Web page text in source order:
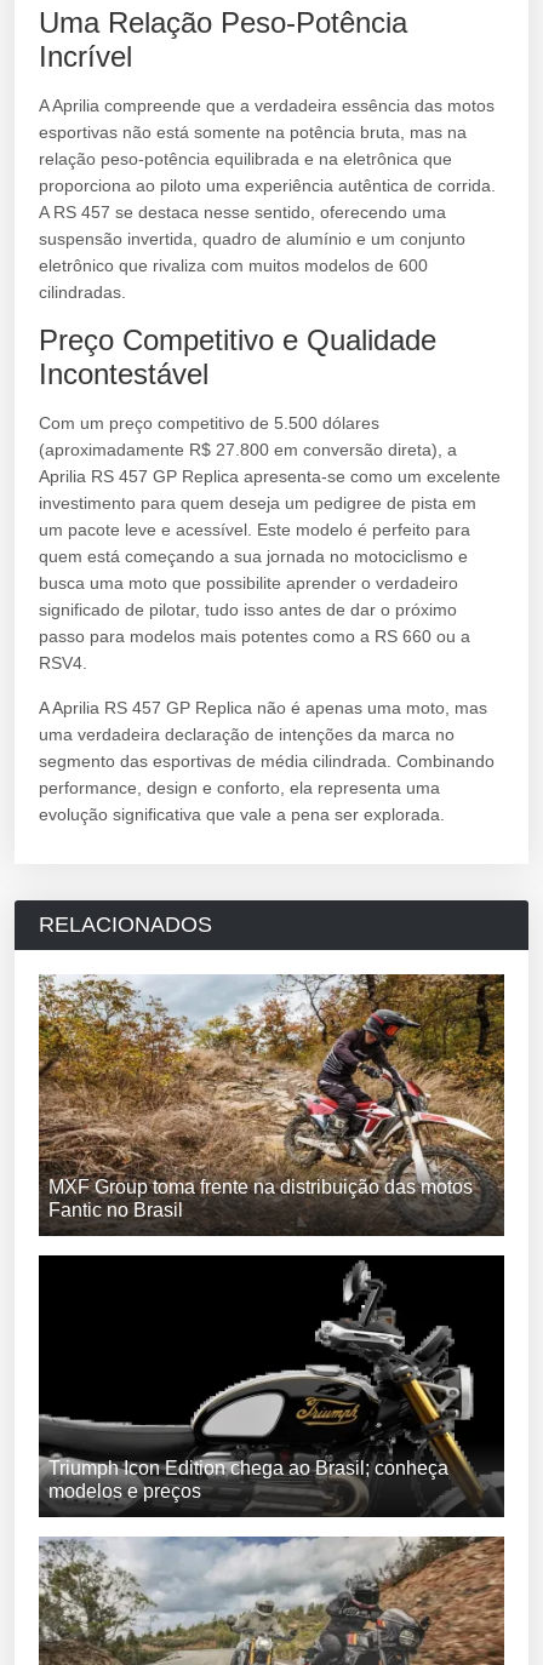
Uma Relação Peso-Potência
Incrível
A Aprilia compreende que a verdadeira essência das motos
esportivas não está somente na potência bruta, mas na
relação peso-potência equilibrada e na eletrônica que
proporciona ao piloto uma experiência autêntica de corrida.
A RS 457 se destaca nesse sentido, oferecendo uma
suspensão invertida, quadro de alumínio e um conjunto
eletrônico que rivaliza com muitos modelos de 600
cilindradas.
Preço Competitivo e Qualidade
Incontestável
Com um preço competitivo de 5.500 dólares
(aproximadamente R$ 27.800 em conversão direta), a
Aprilia RS 457 GP Replica apresenta-se como um excelente
investimento para quem deseja um pedigree de pista em
um pacote leve e acessível. Este modelo é perfeito para
quem está começando a sua jornada no motociclismo e
busca uma moto que possibilite aprender o verdadeiro
significado de pilotar, tudo isso antes de dar o próximo
passo para modelos mais potentes como a RS 660 ou a
RSV4.
A Aprilia RS 457 GP Replica não é apenas uma moto, mas
uma verdadeira declaração de intenções da marca no
segmento das esportivas de média cilindrada. Combinando
performance, design e conforto, ela representa uma
evolução significativa que vale a pena ser explorada.
RELACIONADOS
MXF Group toma frente na distribuição das motos
Fantic no Brasil
Triumph Icon Edition chega ao Brasil; conheça
modelos e preços